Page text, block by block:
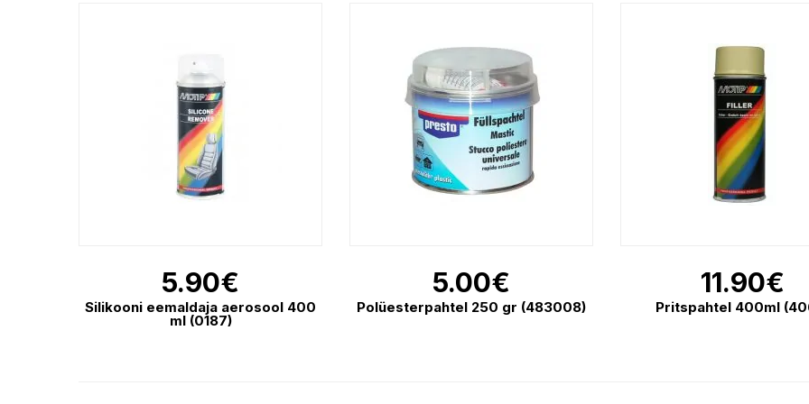
5.90€
Silikooni eemaldaja aerosool 400
ml (0187)
5.00€
Polüesterpahtel 250 gr (483008)
11.90€
Pritspahtel 400ml